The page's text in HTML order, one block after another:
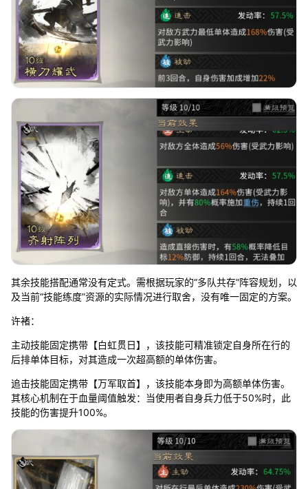
其余技能搭配通常没有定式。需根据玩家的“多队共存”阵容规划，以
及当前“技能练度”资源的实际情况进行取舍，没有唯一固定的方案。
许褚：
主动技能固定携带【白虹贯日】，该技能可精准锁定自身所在行的
后排单体目标，对其造成一次超高额的单体伤害。
追击技能固定携带【万军取首】，该技能本身即为高额单体伤害。
其核心机制在于血量阈值触发：当使用者自身兵力低于50%时，此
技能的伤害提升100%。